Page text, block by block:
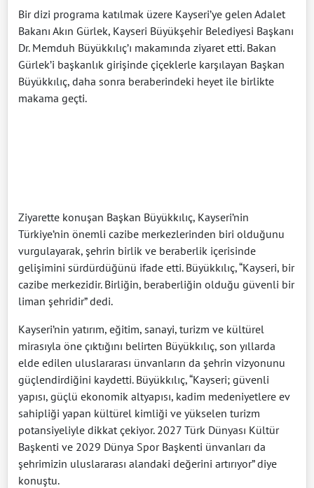
Bir dizi programa katılmak üzere Kayseri’ye gelen Adalet
Bakanı Akın Gürlek, Kayseri Büyükşehir Belediyesi Başkanı
Dr. Memduh Büyükkılıç’ı makamında ziyaret etti. Bakan
Gürlek’i başkanlık girişinde çiçeklerle karşılayan Başkan
Büyükkılıç, daha sonra beraberindeki heyet ile birlikte
makama geçti.
Ziyarette konuşan Başkan Büyükkılıç, Kayseri’nin
Türkiye’nin önemli cazibe merkezlerinden biri olduğunu
vurgulayarak, şehrin birlik ve beraberlik içerisinde
gelişimini sürdürdüğünü ifade etti. Büyükkılıç, “Kayseri, bir
cazibe merkezidir. Birliğin, beraberliğin olduğu güvenli bir
liman şehridir” dedi.
Kayseri’nin yatırım, eğitim, sanayi, turizm ve kültürel
mirasıyla öne çıktığını belirten Büyükkılıç, son yıllarda
elde edilen uluslararası ünvanların da şehrin vizyonunu
güçlendirdiğini kaydetti. Büyükkılıç, “Kayseri; güvenli
yapısı, güçlü ekonomik altyapısı, kadim medeniyetlere ev
sahipliği yapan kültürel kimliği ve yükselen turizm
potansiyeliyle dikkat çekiyor. 2027 Türk Dünyası Kültür
Başkenti ve 2029 Dünya Spor Başkenti ünvanları da
şehrimizin uluslararası alandaki değerini artırıyor” diye
konuştu.